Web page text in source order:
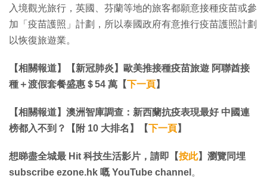
入境觀光旅行，英國、芬蘭等地的旅客都願意接種疫苗或參
加「疫苗護照」計劃，所以泰國政府有意推行疫苗護照計劃
以恢復旅遊業。
【相關報道】【新冠肺炎】歐美推接種疫苗旅遊 阿聯酋接
種＋渡假套餐盛惠＄54 萬【下一頁】
【相關報道】澳洲智庫調查：新西蘭抗疫表現最好 中國連
榜都入不到？【附 10 大排名】【下一頁】
想睇盡全城最 Hit 科技生活影片，請即【按此】瀏覽同埋
subscribe ezone.hk 嘅 YouTube channel 。